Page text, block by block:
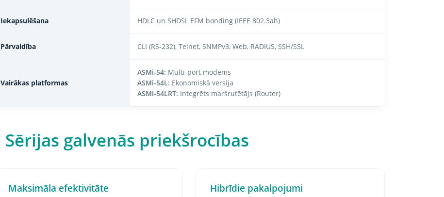
Iekapsulēšana HDLC un SHDSL EFM bonding (IEEE 802.3ah)
Pārvaldība CLI (RS-232), Telnet, SNMPv3, Web, RADIUS, SSH/SSL
Vairākas platformas
ASMi-54: Multi-port modems
ASMi-54L: Ekonomiskā versija
ASMi-54LRT: Integrēts maršrutētājs (Router)
Sērijas galvenās priekšrocības
Maksimāla efektivitāte Hibrīdie pakalpojumi